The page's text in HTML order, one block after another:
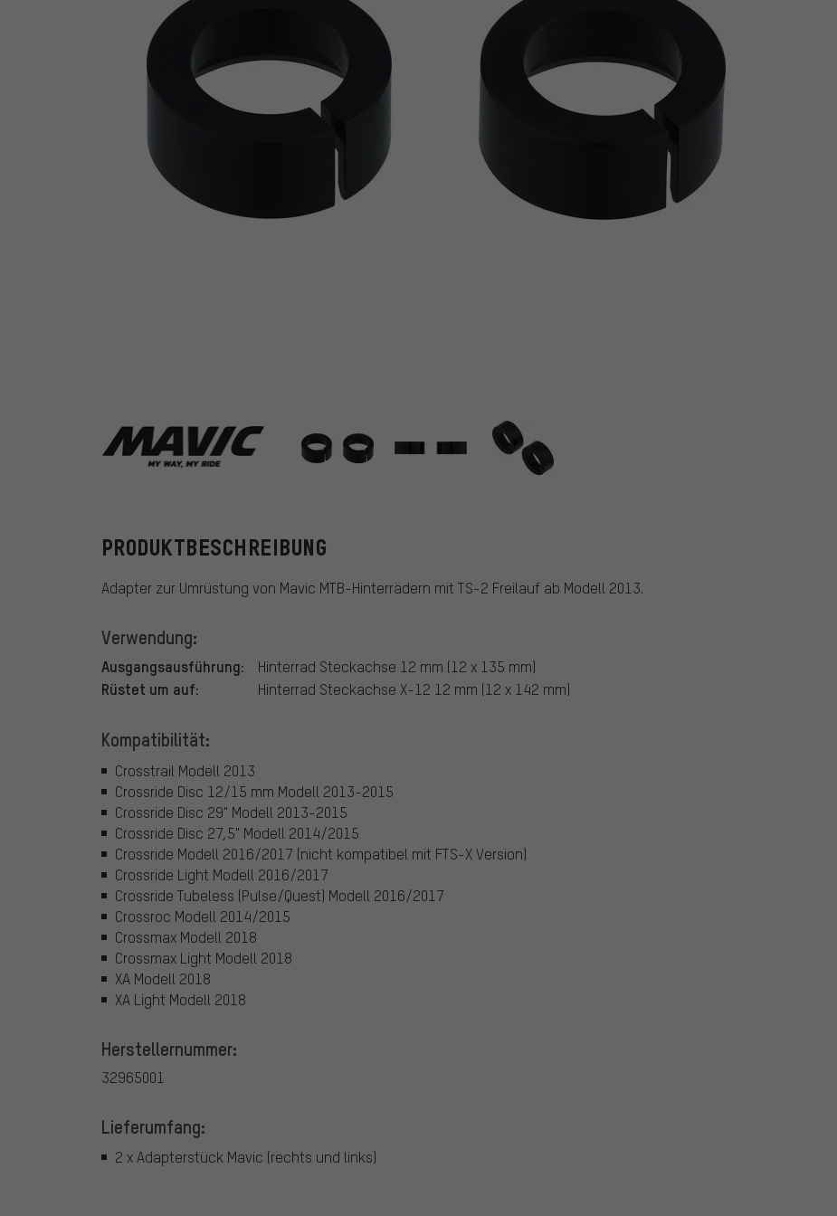
Mavic
PRODUKTBESCHREIBUNG
Adapter zur Umrüstung von Mavic MTB-Hinterrädern mit TS-2 Freilauf ab Modell 2013.
Verwendung:
Ausgangsausführung: Hinterrad Steckachse 12 mm (12 x 135 mm)
Rüstet um auf: Hinterrad Steckachse X-12 12 mm (12 x 142 mm)
Kompatibilität:
Crosstrail Modell 2013
Crossride Disc 12/15 mm Modell 2013-2015
Crossride Disc 29" Modell 2013-2015
Crossride Disc 27,5" Modell 2014/2015
Crossride Modell 2016/2017 (nicht kompatibel mit FTS-X Version)
Crossride Light Modell 2016/2017
Crossride Tubeless (Pulse/Quest) Modell 2016/2017
Crossroc Modell 2014/2015
Crossmax Modell 2018
Crossmax Light Modell 2018
XA Modell 2018
XA Light Modell 2018
Herstellernummer:
32965001
Lieferumfang:
2 x Adapterstück Mavic (rechts und links)